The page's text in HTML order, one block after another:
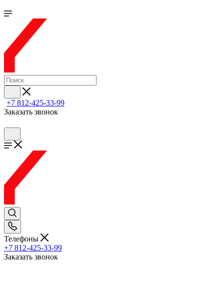
+7 812-425-33-99
Заказать звонок
Телефоны
+7 812-425-33-99
Заказать звонок